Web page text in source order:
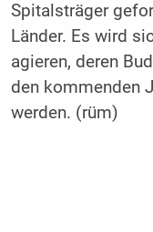
Spitalsträger
Länder. Es wird
agieren, deren
den kommenden
werden. (rüm)